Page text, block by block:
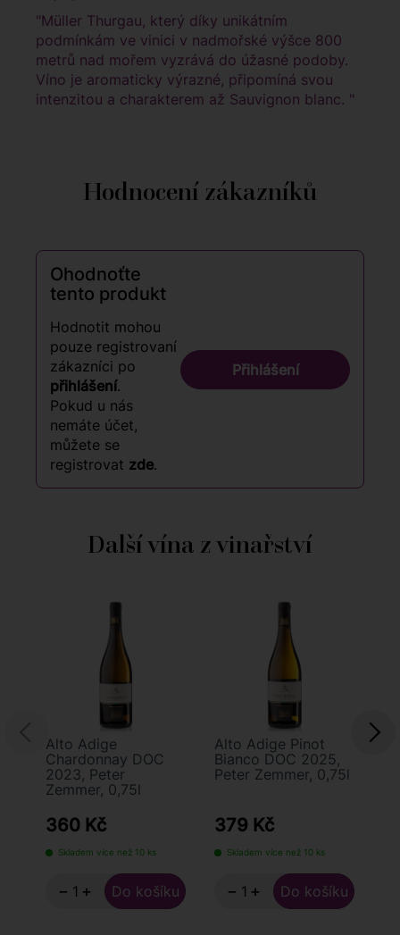
"Müller Thurgau, který díky unikátním
podmínkám ve vinici v nadmořské výšce 800
metrů nad mořem vyzrává do úžasné podoby.
Víno je aromaticky výrazné, připomíná svou
intenzitou a charakterem až Sauvignon blanc. "
Hodnocení zákazníků
Ohodnoťte
tento produkt
Hodnotit mohou
pouze registrovaní
zákazníci po
přihlášení.
Pokud u nás
nemáte účet,
můžete se
registrovat zde.
Přihlášení
Další vína z vinařství
Alto Adige
Chardonnay DOC
2023, Peter
Zemmer, 0,75l
360 Kč
Skladem více než 10 ks
− +
Alto Adige Pinot
Bianco DOC 2025,
Peter Zemmer, 0,75l
379 Kč
Skladem více než 10 ks
− +